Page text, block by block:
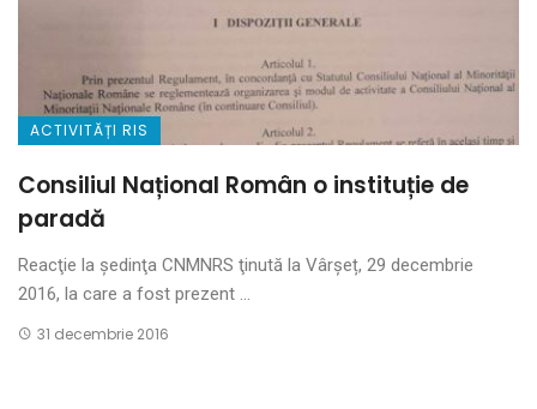
ACTIVITĂȚI RIS
Consiliul Național Român o instituție de
paradă
Reacţie la şedinţa CNMNRS ţinută la Vârşeț, 29 decembrie
2016, la care a fost prezent ...
31 decembrie 2016